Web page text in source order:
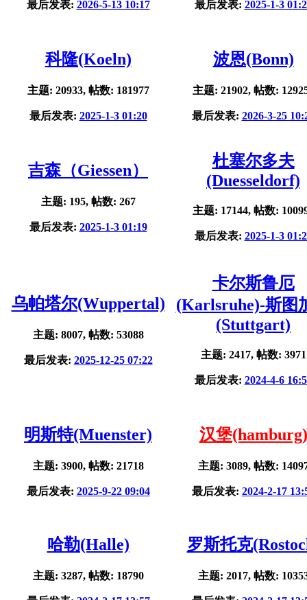
最后发表: 2026-5-13 10:17 最后发表: 2025-1-3
科隆(Koeln)
主题: 20933, 帖数: 181977
最后发表: 2025-1-3 01:20
波恩(Bonn)
主题: 21902, 帖数:
最后发表: 2026-3-25
吉森（Giessen）
主题: 195, 帖数: 267
最后发表: 2025-1-3 01:19
杜塞尔多夫
(Duesseldorf)
主题: 17144, 帖数:
最后发表: 2025-1-3
乌帕塔尔(Wuppertal)
主题: 8007, 帖数: 53088
最后发表: 2025-12-25 07:22
卡尔斯鲁厄
(Karlsruhe)-斯图
(Stuttgart)
主题: 2417, 帖数: 3971
最后发表: 2024-4-6
明斯特(Muenster)
主题: 3900, 帖数: 21718
最后发表: 2025-9-22 09:04
汉堡(hamburg)
主题: 3089, 帖数:
最后发表: 2024-2-17
哈勒(Halle)
主题: 3287, 帖数: 18790
罗斯托克
主题: 2017, 帖数: